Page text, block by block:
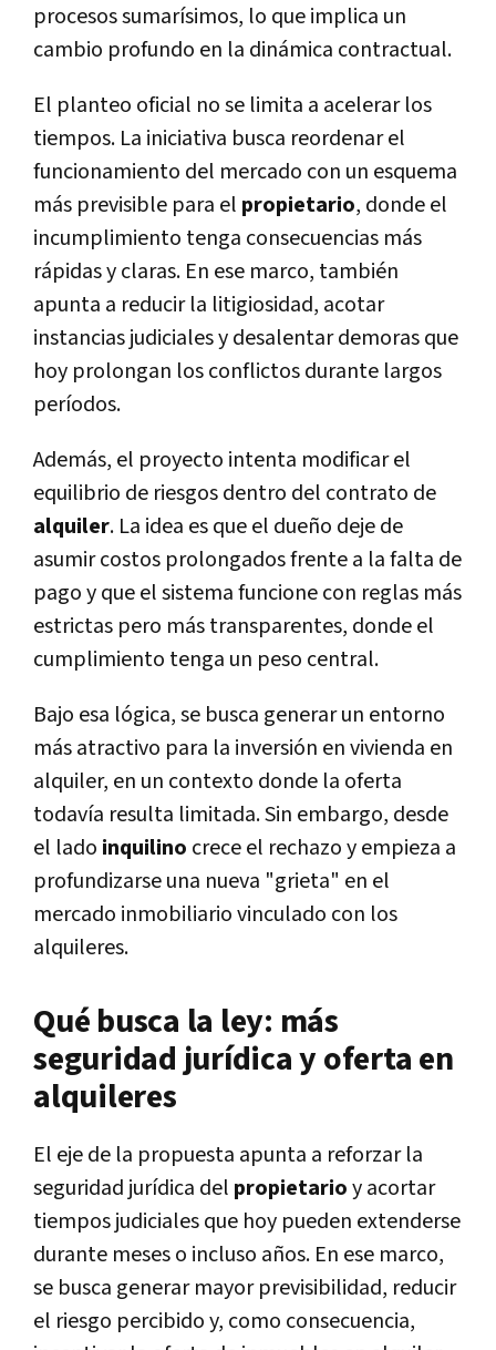
procesos sumarísimos, lo que implica un
cambio profundo en la dinámica contractual.
El planteo oficial no se limita a acelerar los
tiempos. La iniciativa busca reordenar el
funcionamiento del mercado con un esquema
más previsible para el propietario, donde el
incumplimiento tenga consecuencias más
rápidas y claras. En ese marco, también
apunta a reducir la litigiosidad, acotar
instancias judiciales y desalentar demoras que
hoy prolongan los conflictos durante largos
períodos.
Además, el proyecto intenta modificar el
equilibrio de riesgos dentro del contrato de
alquiler. La idea es que el dueño deje de
asumir costos prolongados frente a la falta de
pago y que el sistema funcione con reglas más
estrictas pero más transparentes, donde el
cumplimiento tenga un peso central.
Bajo esa lógica, se busca generar un entorno
más atractivo para la inversión en vivienda en
alquiler, en un contexto donde la oferta
todavía resulta limitada. Sin embargo, desde
el lado inquilino crece el rechazo y empieza a
profundizarse una nueva "grieta" en el
mercado inmobiliario vinculado con los
alquileres.
Qué busca la ley: más
seguridad jurídica y oferta en
alquileres
El eje de la propuesta apunta a reforzar la
seguridad jurídica del propietarioy acortar
tiempos judiciales que hoy pueden extenderse
durante meses o incluso años. En ese marco,
se busca generar mayor previsibilidad, reducir
el riesgo percibido y, como consecuencia,